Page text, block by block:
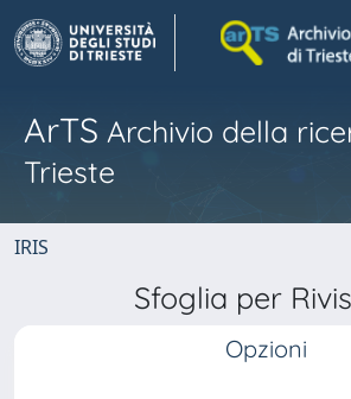
ArTS Archivio della
Trieste
IRIS
Sfoglia per
Opzioni